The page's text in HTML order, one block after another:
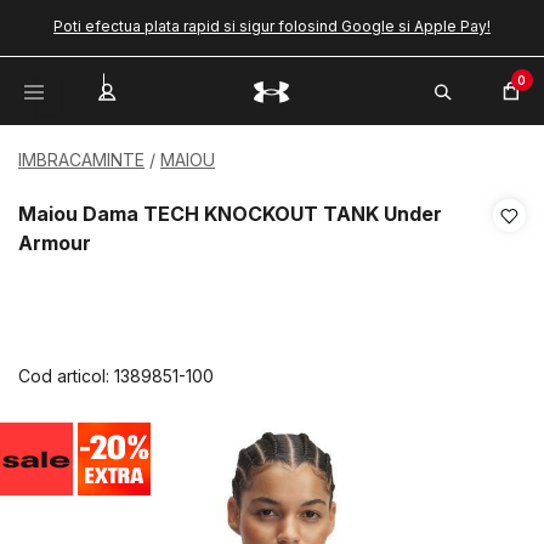
Poti efectua plata rapid si sigur folosind Google si Apple Pay!
0
IMBRACAMINTE MAIOU
Maiou Dama TECH KNOCKOUT TANK Under
Armour
Cod articol: 1389851-100